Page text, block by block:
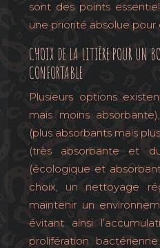
sont des points
une priorité absolue
CHOIX DE LA LITIÈRE POUR UN
CONFORTABLE
Plusieurs options
mais moins
(plus absorbants mais
(très absorbante et
(écologique et
choix, un nettoyage
maintenir un
évitant ainsi
prolifération